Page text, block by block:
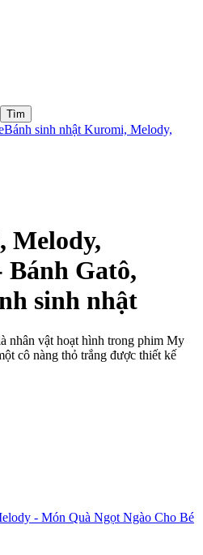
Bánh sinh nhật Kuromi, Melody,
Melody,
Gatô,
sinh nhật
nhân vật hoạt hình trong phim My
cô nàng thỏ trắng được thiết kế
- Món Quà Ngọt Ngào Cho Bé